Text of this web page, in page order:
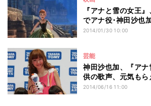
『アナと雪の女王
でアナ役･神田沙也
2014/01/30 10:00
芸能
神田沙也加、『ア
供の歌声、元気もら
2014/06/16 11:00